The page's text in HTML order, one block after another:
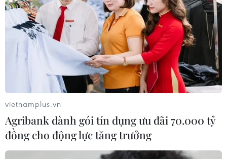
TIN LIÊN QUAN
vietnamplus.vn
Agribank dành gói tín dụng ưu đãi 70.000 tỷ
đồng cho động lực tăng trưởng